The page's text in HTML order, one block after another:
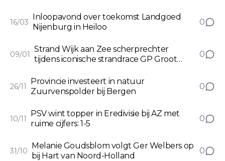
16/03
Inloopavond over toekomst Landgoed
Nijenburg in Heiloo
0
09/01
Strand Wijk aan Zee scherprechter
tijdens iconische strandrace GP Groot
0
26/11
Provincie investeert in natuur
Zuurvenspolder bij Bergen
0
10/11
PSV wint topper in Eredivisie bij AZ met
ruime cijfers: 1-5
0
31/10
Melanie Goudsblom volgt Ger Welbers op
bij Hart van Noord-Holland
0